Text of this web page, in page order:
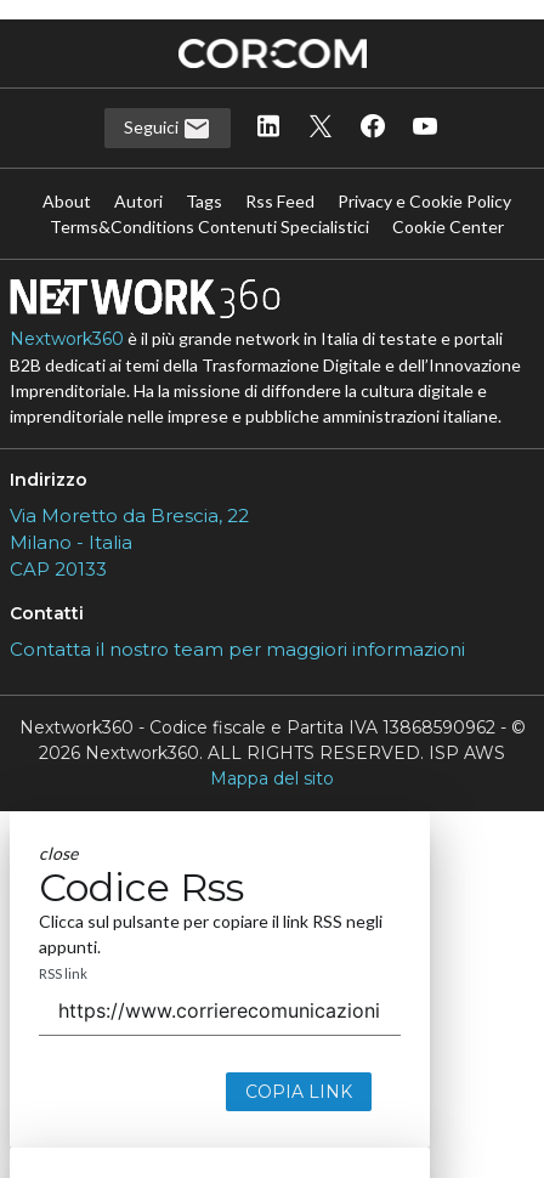
Seguici
About Autori Tags Rss Feed
Privacy e Cookie Policy
Terms&Conditions Contenuti Specialistici
Cookie Center
Nextwork360 è il più grande network in Italia di testate e portali
B2B dedicati ai temi della Trasformazione Digitale e dell’Innovazione
Imprenditoriale. Ha la missione di diffondere la cultura digitale e
imprenditoriale nelle imprese e pubbliche amministrazioni italiane.
Indirizzo
Via Moretto da Brescia, 22
Milano - Italia
CAP 20133
Contatti
Contatta il nostro team per maggiori informazioni
Nextwork360 - Codice fiscale e Partita IVA 13868590962 - ©
2026 Nextwork360. ALL RIGHTS RESERVED. ISP AWS
Mappa del sito
close
Codice Rss
Clicca sul pulsante per copiare il link RSS negli
appunti.
RSS link
COPIA LINK